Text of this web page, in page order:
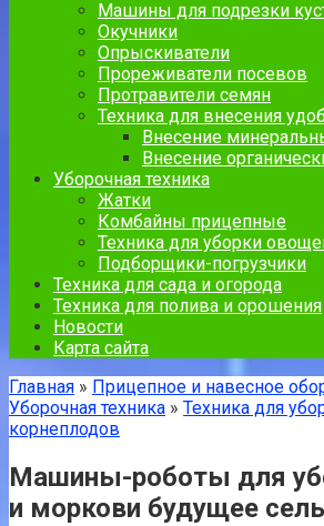
Машины для подрезки
Окучники
Опрыскиватели
Прореживатели посевов
Протравители семян
Техника для внесения
Внесение
Внесение
Уборочная техника
Жатки
Комбайны прицепные
Техника для уборки
Подборщики-погрузчики
Техника для сада и огорода
Техника для полива и орошения
Новости
Карта сайта
Главная » Прицепное и навесное
Уборочная техника » Техника для
корнеплодов
Машины-роботы для
и моркови будущее